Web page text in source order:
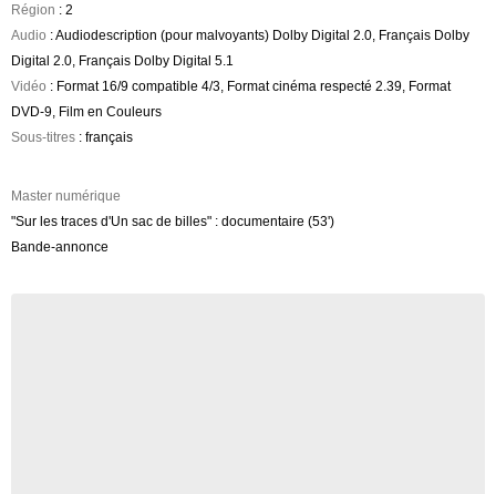
Région : 2
Audio : Audiodescription (pour malvoyants) Dolby Digital 2.0, Français Dolby
Digital 2.0, Français Dolby Digital 5.1
Vidéo : Format 16/9 compatible 4/3, Format cinéma respecté 2.39, Format
DVD-9, Film en Couleurs
Sous-titres : français
Master numérique
"Sur les traces d'Un sac de billes" : documentaire (53')
Bande-annonce